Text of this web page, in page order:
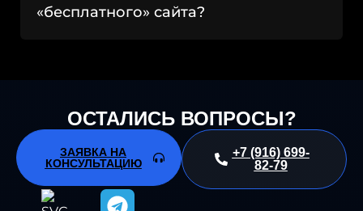
«бесплатного» сайта?
ОСТАЛИСЬ ВОПРОСЫ?
ЗАЯВКА НА
КОНСУЛЬТАЦИЮ
+7 (916) 699-
82-79